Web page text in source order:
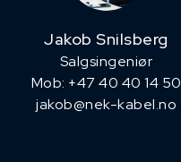
Jakob Snilsberg
​Salgsingeniør
Mob: +47 40 40 14 50
jakob@nek-kabel.no